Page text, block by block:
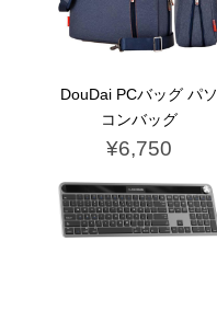
DouDai PCバッグ パソ
コンバッグ
¥6,750